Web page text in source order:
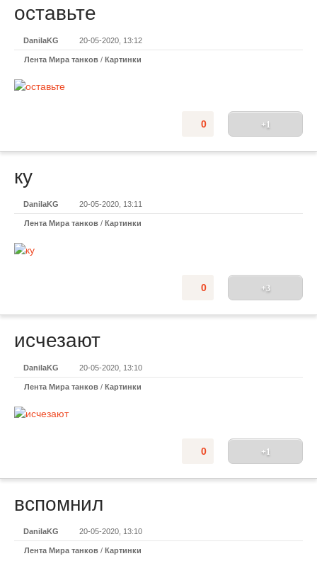
оставьте
DanilaKG 20-05-2020, 13:12
Лента Мира танков / Картинки
+1
0
ку
DanilaKG 20-05-2020, 13:11
Лента Мира танков / Картинки
+3
0
исчезают
DanilaKG 20-05-2020, 13:10
Лента Мира танков / Картинки
+1
0
вспомнил
DanilaKG 20-05-2020, 13:10
Лента Мира танков / Картинки